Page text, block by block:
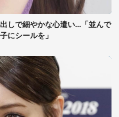
しで細やかな心遣い...「並んで
にシールを」